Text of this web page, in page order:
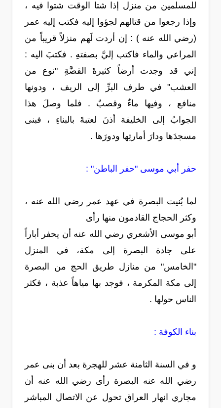
للمسلمين من منزل إذا شتا الوقت شتوا فيه ،
وإذا رجعوا من قتالهم لجؤوا إليه فكتب إليه عمر
(رضي الله عنه ) : إن أردت لَهم منزلاً قريباً من
المراعي والماء فاكتب إليَّ بصفتهِ . فكتبَ اليه :
إني قد وجدت أرضاً كثيرةَ القضَّةِِ "نوع من
العشب" في طرف البرِّ إلى الريف ، ودونها
منافع ، وفيها ماءٌ وقصبٌ . فلما وصلَ هذا
الجوابُ إلى الخليفة أذنَ لعتبةَ بالبناءِ ، فبنى
مسجدَها ودارَ أمارتِها ودورَها .
حفر أبي موسى "حفر الباطن" :
لما بُنيت البصرة في عهد عمر رضي الله عنه ،
وكثر الحجاج القادمون منها رأى
أبو موسى الأشعري رضي الله عنه أن يحفر أباراً
على جادة البصرة إلى مكة، في المنزل
"الخامس" من منازل طريق الحج من البصرة
إلى مكة المكرمة ، فوجد بها مياهاً عذبة ، فكثر
الناس حولها .
بناء الكوفة :
و في السنة الثامنة عشر للهجرة بعد أن بنى عمر
رضي الله عنه البصرة رأى رضي الله عنه أن
مجاري انهار العراق تحول عن الاتصال المباشر